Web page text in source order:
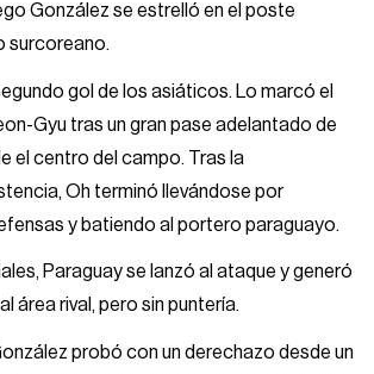
González se estrelló en el poste
surcoreano.
gol de los asiáticos. Lo marcó el
Gyu tras un gran pase adelantado de
el centro del campo. Tras la
Oh terminó llevándose por
y batiendo al portero paraguayo.
Paraguay se lanzó al ataque y generó
área rival, pero sin puntería.
probó con un derechazo desde un